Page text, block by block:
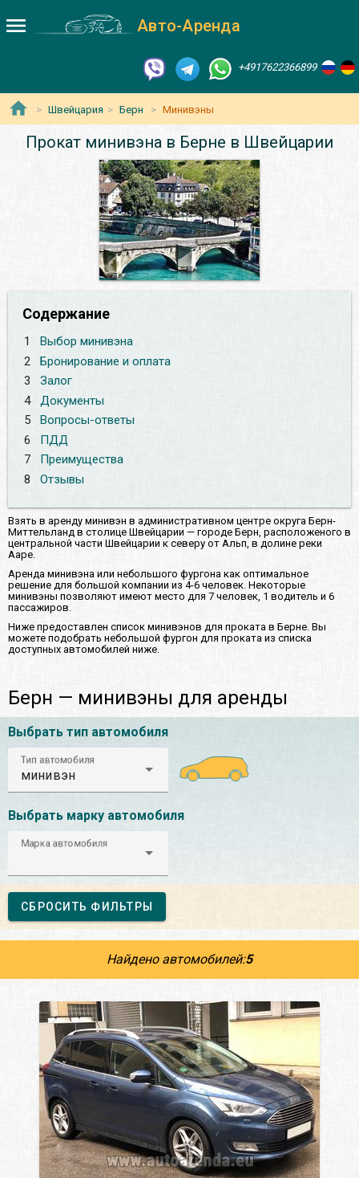
Авто-Аренда
+4917622366899
Швейцария Берн Минивэны
Прокат минивэна в Берне в Швейцарии
Содержание
1
Выбор минивэна
2
Бронирование и оплата
3
Залог
4
Документы
5
Вопросы-ответы
6
ПДД
7
Преимущества
8
Отзывы
Взять в аренду минивэн в административном центре округа Берн-
Миттельланд в столице Швейцарии — городе Берн, расположеного в
центральной части Швейцарии к северу от Альп, в долине реки
Ааре.
Аренда минивэна или небольшого фургона как оптимальное
решение для большой компании из 4-6 человек. Некоторые
минивэны позволяют имеют место для 7 человек, 1 водитель и 6
пассажиров.
Ниже предоставлен список минивэнов для проката в Берне. Вы
можете подобрать небольшой фургон для проката из списка
доступных автомобилей ниже.
Берн — минивэны для аренды
Выбрать тип автомобиля
Тип автомобиля
минивэн
Выбрать марку автомобиля
Марка автомобиля
СБРОСИТЬ ФИЛЬТРЫ
Найдено автомобилей:5